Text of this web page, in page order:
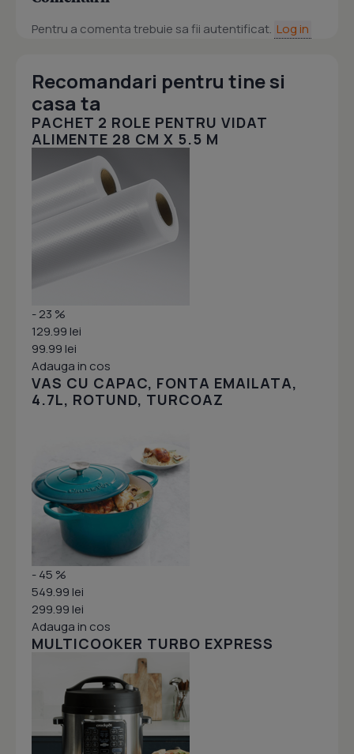
Pentru a comenta trebuie sa fii autentificat. Log in
Recomandari pentru tine si
casa ta
PACHET 2 ROLE PENTRU VIDAT
ALIMENTE 28 CM X 5.5 M
- 23 %
129.99 lei
99.99 lei
Adauga in cos
VAS CU CAPAC, FONTA EMAILATA,
4.7L, ROTUND, TURCOAZ
- 45 %
549.99 lei
299.99 lei
Adauga in cos
MULTICOOKER TURBO EXPRESS